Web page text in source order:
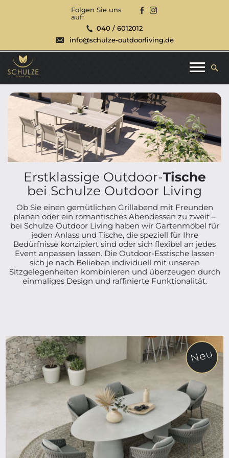
Folgen Sie uns
auf:
040 / 6012012
info@schulze-outdoorliving.de
Erstklassige Outdoor-Tische
bei Schulze Outdoor Living
Ob Sie einen gemütlichen Grillabend mit Freunden
planen oder ein romantisches Abendessen zu zweit –
bei Schulze Outdoor Living haben wir Gartenmöbel für
jeden Anlass und Tische, die speziell für Ihre
Bedürfnisse konzipiert sind oder sich flexibel an jedes
Event anpassen lassen. Die Outdoor-Esstische lassen
sich je nach Belieben individuell mit unseren
Sitzgelegenheiten kombinieren und überzeugen durch
einmaliges Design und raffinierte Funktionalität.
Neu
ab